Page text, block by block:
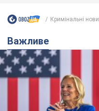
Кримінальні
Важливе